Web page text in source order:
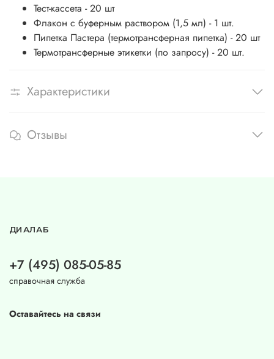
Тест-кассета - 20 шт
Флакон с буферным раствором (1,5 мл) - 1 шт.
Пипетка Пастера (термотрансферная пипетка) - 20 шт
Термотрансферные этикетки (по запросу) - 20 шт.
Характеристики
Отзывы
ДИАЛАБ
+7 (495) 085-05-85
справочная служба
Оставайтесь на связи